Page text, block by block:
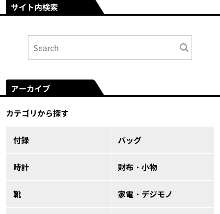
サイト内検索
アーカイブ
カテゴリから探す
付録 バッグ
時計 財布・小物
靴 家電・デジモノ